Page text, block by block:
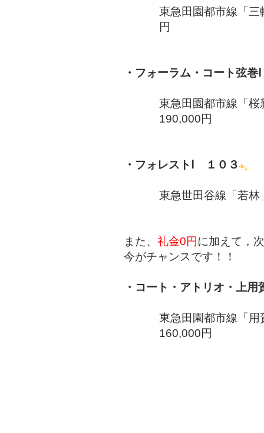
東急田園都市線「
円
・フォーラム・コート弦
東急田園都市線「
190,000円
・フォレストⅠ １０３
東急世田谷線「若
また、 礼金0円に加えて，
今がチャンスです！！
・コート・アトリオ・上
東急田園都市線「
160,000円